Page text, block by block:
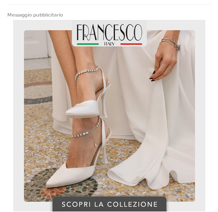
Messaggio pubblicitario